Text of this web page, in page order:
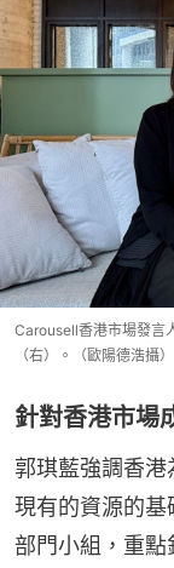
Carousell香港市場發言
（右）。（歐陽德浩攝）
針對香港市場
郭琪藍強調香
現有的資源的
部門小組，重